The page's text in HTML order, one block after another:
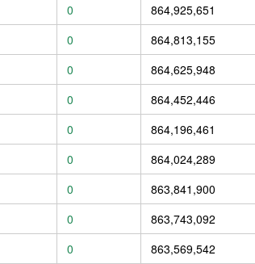
0 864,925,651
0 864,813,155
0 864,625,948
0 864,452,446
0 864,196,461
0 864,024,289
0 863,841,900
0 863,743,092
0 863,569,542